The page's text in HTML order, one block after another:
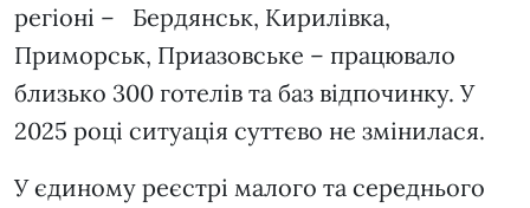
регіоні – Бердянськ, Кирилівка,
Приморськ, Приазовське – працювало
близько 300 готелів та баз відпочинку. У
2025 році ситуація суттєво не змінилася.
У єдиному реєстрі малого та середнього